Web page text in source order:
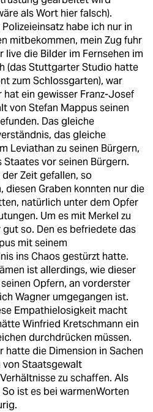
als Wort hier falsch).
habe ich nur in
mitbekommen, mein Zug fuhr
live die Bilder im Fernsehen im
(das Stuttgarter Studio hatte
zum Schlossgarten), war
hat ein gewisser Franz-Josef
von Stefan Mappus seinen
Das gleiche
das gleiche
Leviathan zu seinen Bürgern,
Staates vor seinen Bürgern.
der Zeit gefallen, so
diesen Graben konnten nur die
natürlich unter dem Opfer
Um es mit Merkel zu
gut so. Den es befriedete das
mit seinem
ins Chaos gestürzt hatte.
ist allerdings, wie dieser
Opfern, an vorderster
Wagner umgegangen ist.
Empathielosigkeit macht
Winfried Kretschmann ein
durchdrücken müssen.
hatte die Dimension in Sachen
Staatsgewalt
zu schaffen. Als
ist es bei warmenWorten